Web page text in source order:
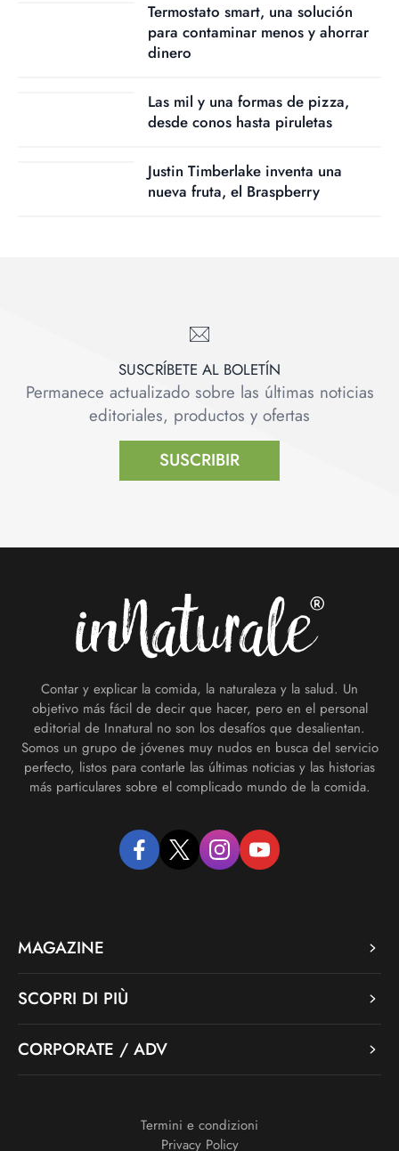
Termostato smart, una solución
para contaminar menos y ahorrar
dinero
Las mil y una formas de pizza,
desde conos hasta piruletas
Justin Timberlake inventa una
nueva fruta, el Braspberry
SUSCRÍBETE AL BOLETÍN
Permanece actualizado sobre las últimas noticias
editoriales, productos y ofertas
SUSCRIBIR
Contar y explicar la comida, la naturaleza y la salud. Un
objetivo más fácil de decir que hacer, pero en el personal
editorial de Innatural no son los desafíos que desalientan.
Somos un grupo de jóvenes muy nudos en busca del servicio
perfecto, listos para contarle las últimas noticias y las historias
más particulares sobre el complicado mundo de la comida.
facebooktwitter instagramyoutube
MAGAZINE
SCOPRI DI PIÙ
CORPORATE / ADV
Termini e condizioni
Privacy Policy